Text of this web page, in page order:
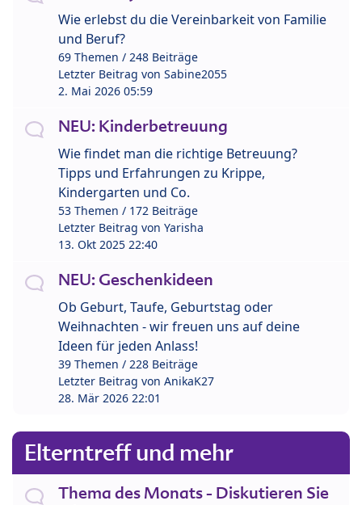
Wie erlebst du die Vereinbarkeit von Familie
und Beruf?
69 Themen / 248 Beiträge
Letzter Beitrag von Sabine2055
2. Mai 2026 05:59
NEU: Kinderbetreuung
Wie findet man die richtige Betreuung?
Tipps und Erfahrungen zu Krippe,
Kindergarten und Co.
53 Themen / 172 Beiträge
Letzter Beitrag von Yarisha
13. Okt 2025 22:40
NEU: Geschenkideen
Ob Geburt, Taufe, Geburtstag oder
Weihnachten - wir freuen uns auf deine
Ideen für jeden Anlass!
39 Themen / 228 Beiträge
Letzter Beitrag von AnikaK27
28. Mär 2026 22:01
Elterntreff und mehr
Thema des Monats - Diskutieren Sie